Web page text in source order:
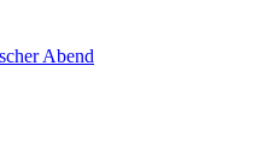
Abend